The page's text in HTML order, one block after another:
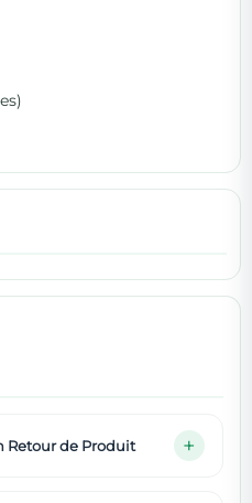
Retour de Produit